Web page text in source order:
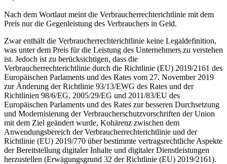
Nach dem Wortlaut meint die Verbraucherrechterichtlinie mit dem
Preis nur die Gegenleistung des Verbrauchers in Geld.
Zwar enthält die Verbraucherrechterichtlinie keine Legaldefinition,
was unter dem Preis für die Leistung des Unternehmers zu verstehen
ist. Jedoch ist zu berücksichtigen, dass die
Verbraucherrechterichtlinie durch die Richtlinie (EU) 2019/2161 des
Europäischen Parlaments und des Rates vom 27. November 2019
zur Änderung der Richtlinie 93/13/EWG des Rates und der
Richtlinien 98/6/EG, 2005/29/EG und 2011/83/EU des
Europäischen Parlaments und des Rates zur besseren Durchsetzung
und Modernisierung der Verbraucherschutzvorschriften der Union
mit dem Ziel geändert wurde, Kohärenz zwischen dem
Anwendungsbereich der Verbraucherrechterichtlinie und der
Richtlinie (EU) 2019/770 über bestimmte vertragsrechtliche Aspekte
der Bereitstellung digitaler Inhalte und digitaler Dienstleistungen
herzustellen (Erwägungsgrund 32 der Richtlinie (EU) 2019/2161).